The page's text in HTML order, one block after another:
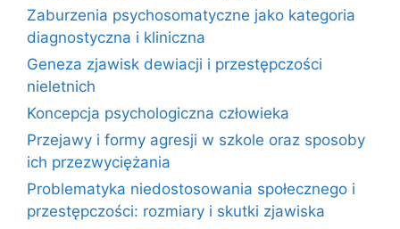
Zaburzenia psychosomatyczne jako kategoria
diagnostyczna i kliniczna
Geneza zjawisk dewiacji i przestępczości
nieletnich
Koncepcja psychologiczna człowieka
Przejawy i formy agresji w szkole oraz sposoby
ich przezwyciężania
Problematyka niedostosowania społecznego i
przestępczości: rozmiary i skutki zjawiska